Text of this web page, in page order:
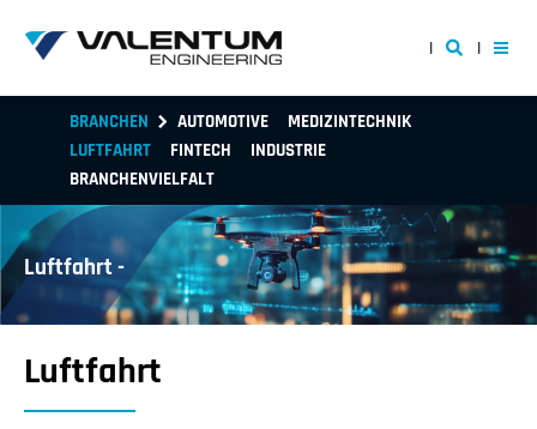
BRANCHEN AUTOMOTIVE
MEDIZINTECHNIK
LUFTFAHRT
FINTECH
INDUSTRIE
BRANCHENVIELFALT
Luftfahrt -
Luftfahrt